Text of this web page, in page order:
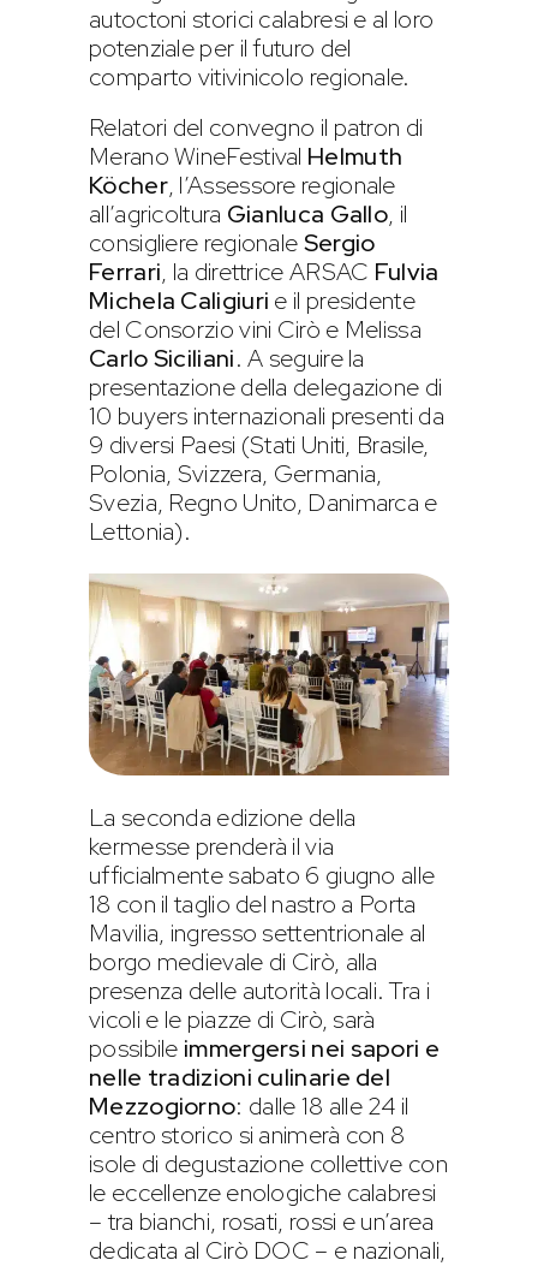
autoctoni storici calabresi e al loro
potenziale per il futuro del
comparto vitivinicolo regionale.
Relatori del convegno il patron di
Merano WineFestival Helmuth
Köcher, l’Assessore regionale
all’agricoltura Gianluca Gallo, il
consigliere regionaleSergio
Ferrari, la direttrice ARSAC Fulvia
Michela Caligiuri e il presidente
del Consorzio vini Cirò e Melissa
Carlo Siciliani. A seguire la
presentazione della delegazione di
10 buyers internazionali presenti da
9 diversi Paesi (Stati Uniti, Brasile,
Polonia, Svizzera, Germania,
Svezia, Regno Unito, Danimarca e
Lettonia).
La seconda edizione della
kermesse prenderà il via
ufficialmente sabato 6 giugno alle
18 con il taglio del nastro a Porta
Mavilia, ingresso settentrionale al
borgo medievale di Cirò, alla
presenza delle autorità locali. Tra i
vicoli e le piazze di Cirò, sarà
possibile immergersi nei sapori e
nelle tradizioni culinarie del
Mezzogiorno: dalle 18 alle 24 il
centro storico si animerà con 8
isole di degustazione collettive con
le eccellenze enologiche calabresi
– tra bianchi, rosati, rossi e un’area
dedicata al Cirò DOC – e nazionali,